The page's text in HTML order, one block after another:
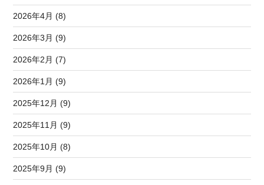
2026年4月 (8)
2026年3月 (9)
2026年2月 (7)
2026年1月 (9)
2025年12月 (9)
2025年11月 (9)
2025年10月 (8)
2025年9月 (9)